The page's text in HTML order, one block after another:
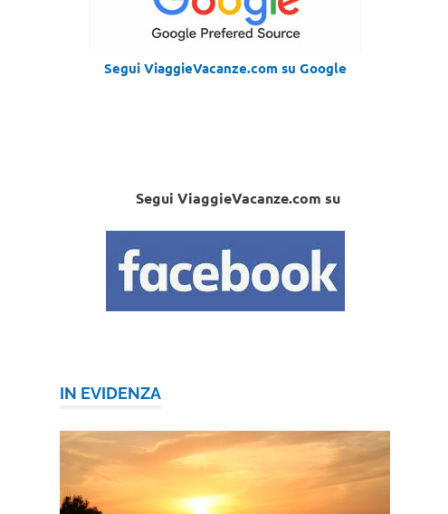
Segui ViaggieVacanze.com su Google
Segui ViaggieVacanze.com su
IN EVIDENZA